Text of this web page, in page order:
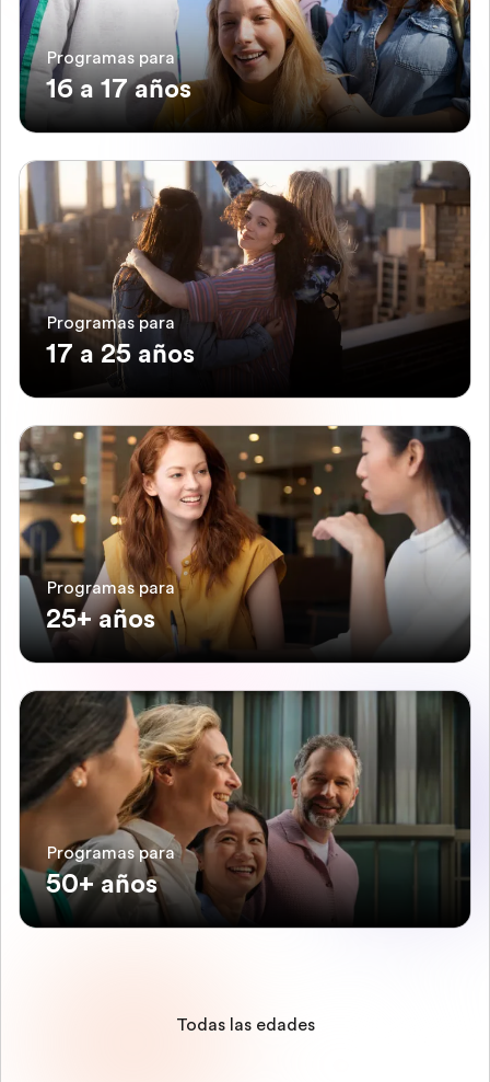
Programas para
16 a 17 años
Programas para
17 a 25 años
Programas para
25+ años
Programas para
50+ años
Todas las edades